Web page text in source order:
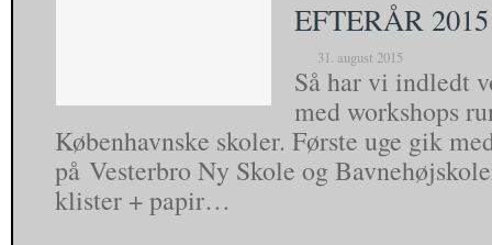
EFTERÅR 2015
31. august 2015
Så har vi indledt
med workshops
Københavnske skoler. Første uge gik
på Vesterbro Ny Skole og
klister + papir…